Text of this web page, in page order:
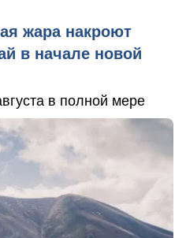
жара накроют
в начале новой
в полной мере